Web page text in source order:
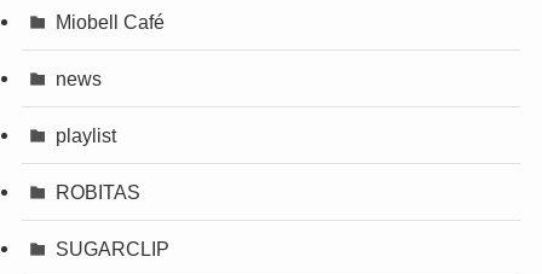
Miobell Café
news
playlist
ROBITAS
SUGARCLIP